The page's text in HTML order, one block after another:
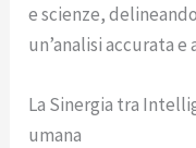
e scienze,
un’analisi accurata
La Sinergia tra
umana